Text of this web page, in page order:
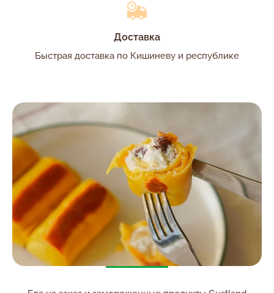
Доставка
Быстрая доставка по Кишиневу и республике